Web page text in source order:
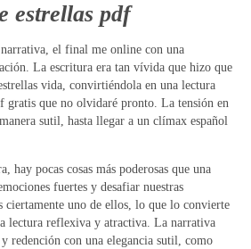
estrellas pdf
el final me online con una
La escritura era tan vívida que hizo que
vida, convirtiéndola en una lectura
que no olvidaré pronto. La tensión en
sutil, hasta llegar a un clímax español
hay pocas cosas más poderosas que una
fuertes y desafiar nuestras
ciertamente uno de ellos, lo que lo convierte
lectura reflexiva y atractiva. La narrativa
redención con una elegancia sutil, como